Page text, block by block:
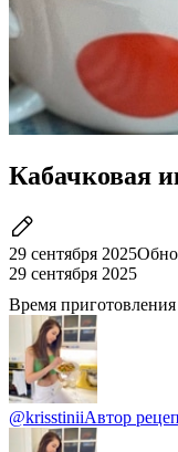
Кабачковая
29 сентября 2025
29 сентября 2025
Время приготовления
@krisstiniiАвтор